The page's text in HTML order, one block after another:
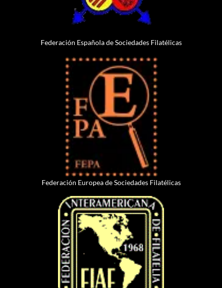
Federación Española de Sociedades Filatélicas
Federación Europea de Sociedades Filatélicas